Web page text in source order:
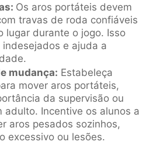
Os aros portáteis devem
travas de roda confiáveis
lugar durante o jogo. Isso
e ajuda a
mudança: Estabeleça
mover aros portáteis,
da supervisão ou
adulto. Incentive os alunos a
aros pesados sozinhos,
excessivo ou lesões.